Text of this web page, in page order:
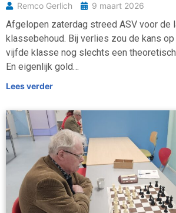
Remco Gerlich 9 maart 2026
Afgelopen zaterdag streed ASV voor de
klassebehoud. Bij verlies zou de kans op
vijfde klasse nog slechts een
En eigenlijk gold…
Lees verder